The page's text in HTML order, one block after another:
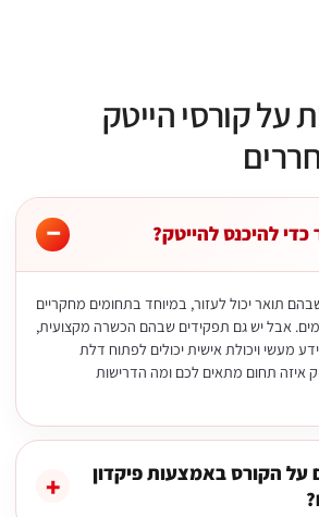
על קורסי הייטק
להיכנס להייטק?
תואר יכול לעזור, במיוחד בתחומים מחקריים
אבל יש גם תפקידים שבהם הכשרה מקצועית,
מעשי ויכולת אישית יכולים לפתוח דלת
איזה תחום מתאים לכם ומה הדרישות
הקורס באמצעות פיקדון